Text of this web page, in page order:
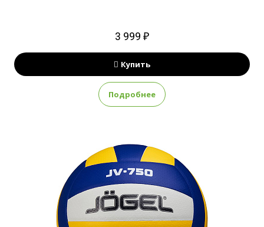
3 999 ₽
Купить
Подробнее